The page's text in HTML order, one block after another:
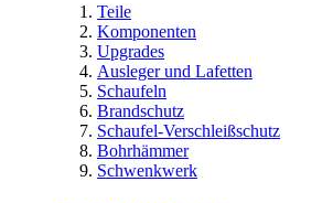
Teile
Komponenten
Upgrades
Ausleger und Lafetten
Schaufeln
Brandschutz
Schaufel-Verschleißschutz
Bohrhämmer
Schwenkwerk